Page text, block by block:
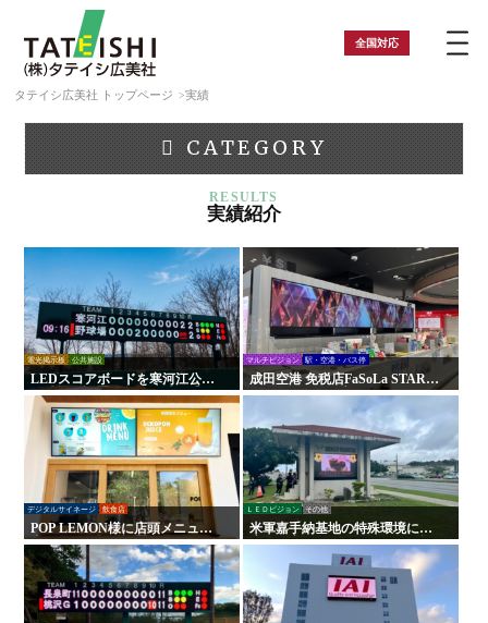
全国対応
タテイシ広美社 トップページ 実績
CATEGORY
実績紹介
電光掲示板 公共施設
LEDスコアボードを寒河江公園
野球場に設置｜負担軽減！手動
式からの更新で試合運営を効率
化！
マルチビジョン 駅・空港・バス停
成田空港 免税店FaSoLa STARS
DUTY FREEの店頭モニターを
刷新！魅力的な店舗空間へリニ
ューアル！
デジタルサイネージ 飲食店
POP LEMON様に店頭メニュー
表示モニターを設置｜明るく見
やすく商品の魅力を最大化
ＬＥＤビジョン その他
米軍嘉手納基地の特殊環境に対
応した高耐久LEDビジョンを設